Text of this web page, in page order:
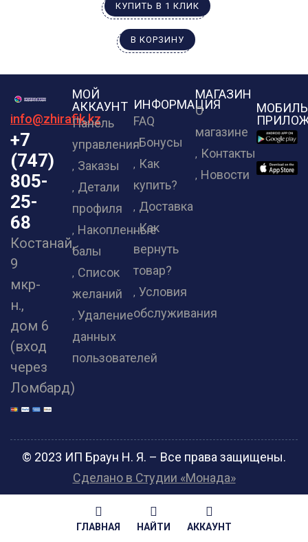
КУПИТЬ В 1 КЛИК
В КОРЗИНУ
info@zhirafik.kz
+7
(747)
805-
25-
68
Костанай,
9
мкр-
н.,
дом 6
(вход
через
Ломбард)
МОЙ
АККАУНТ
Панель
управления
Заказы
Детали
профиля
Накопленные
балы
Список
желаний
Удаление
данных
пользователей
ИНФОРМАЦИЯ
FAQ
Бонусы
Как
купить?
Доставка
Как
вернуть
товар?
Условия
обслуживания
МАГАЗИН
О
магазине
Контакты
Новости
© 2023 ИП Браун Н. Я. – Все права защищены.
Сделано в Студии «Монада»
ГЛАВНАЯ НАЙТИ АККАУНТ